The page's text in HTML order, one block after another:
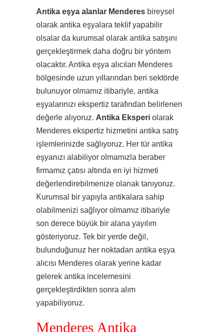
Antika eşya alanlar Menderes bireysel
olarak antika eşyalara teklif yapabilir
olsalar da kurumsal olarak antika satışını
gerçekleştirmek daha doğru bir yöntem
olacaktır. Antika eşya alıcıları Menderes
bölgesinde uzun yıllarından beri sektörde
bulunuyor olmamız itibariyle, antika
eşyalarınızı ekspertiz tarafından belirlenen
değerle alıyoruz. Antika Eksperi olarak
Menderes ekspertiz hizmetini antika satış
işlemlerinizde sağlıyoruz. Her tür antika
eşyanızı alabiliyor olmamızla beraber
firmamız çatısı altında en iyi hizmeti
değerlendirebilmenize olanak tanıyoruz.
Kurumsal bir yapıyla antikalara sahip
olabilmenizi sağlıyor olmamız itibariyle
son derece büyük bir alana yayılım
gösteriyoruz. Tek bir yerde değil,
bulunduğunuz her noktadan antika eşya
alıcısı Menderes olarak yerine kadar
gelerek antika incelemesini
gerçekleştirdikten sonra alım
yapabiliyoruz.
Menderes Antika